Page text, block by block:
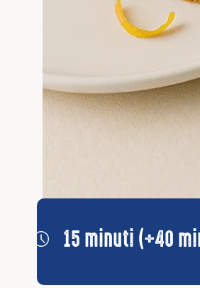
15 minuti (+40